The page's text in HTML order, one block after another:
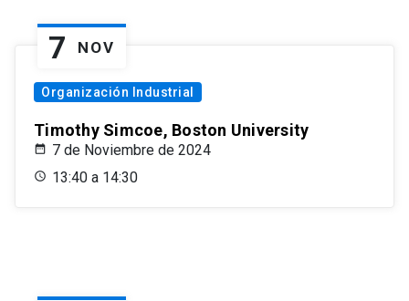
7 NOV
Organización Industrial
Timothy Simcoe, Boston University
7 de Noviembre de 2024
13:40 a 14:30